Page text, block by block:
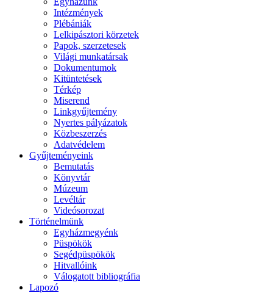
Intézmények
Plébániák
Lelkipásztori körzetek
Papok, szerzetesek
Világi munkatársak
Dokumentumok
Kitüntetések
Térkép
Miserend
Linkgyűjtemény
Nyertes pályázatok
Közbeszerzés
Adatvédelem
Gyűjteményeink
Bemutatás
Könyvtár
Múzeum
Levéltár
Videósorozat
Történelmünk
Egyházmegyénk
Püspökök
Segédpüspökök
Hitvallóink
Válogatott bibliográfia
Lapozó